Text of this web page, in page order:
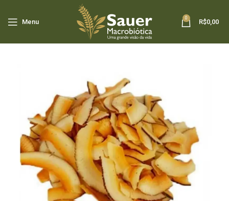
Menu
0
R$0,00